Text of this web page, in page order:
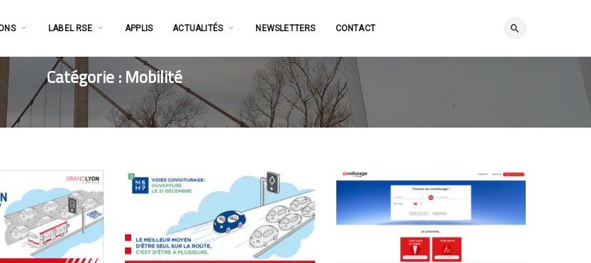
LABEL RSE APPLIS ACTUALITÉS NEWSLETTERS CONTACT
Catégorie : Mobilité